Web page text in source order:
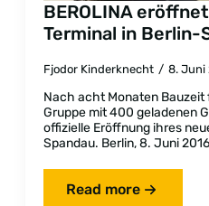
BEROLINA
Terminal in Berlin-
Fjodor Kinderknecht 8. Juni
Nach acht Monaten Bauzeit
Gruppe mit 400 geladenen
offizielle Eröffnung ihres
Spandau. Berlin, 8. Juni
Read more